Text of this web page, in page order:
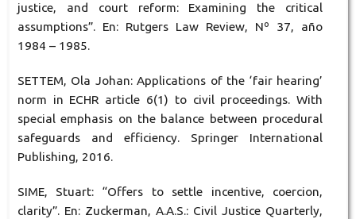
justice, and court reform: Examining the critical
assumptions”. En: Rutgers Law Review, Nº 37, año
1984 – 1985.
SETTEM, Ola Johan: Applications of the ‘fair hearing’
norm in ECHR article 6(1) to civil proceedings. With
special emphasis on the balance between procedural
safeguards and efficiency. Springer International
Publishing, 2016.
SIME, Stuart: “Offers to settle incentive, coercion,
clarity”. En: Zuckerman, A.A.S.: Civil Justice Quarterly,